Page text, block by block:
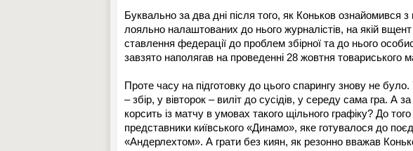
Буквально за два дні після того, як Коньков ознайомився
лояльно налаштованих до нього журналістів, на якій
ставлення федерації до проблем збірної та до нього
завзято наполягав на проведенні 28 жовтня товариського
Проте часу на підготовку до цього спарингу знову не було.
– збір, у вівторок – виліт до сусідів, у середу сама гра. А
корсить із матчу в умовах такого щільного графіку? До
представники київського «Динамо», яке готувалося до
«Андерлехтом». А грати без киян, як резонно вважав